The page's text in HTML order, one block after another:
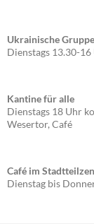
Ukrainische Gruppe
Dienstags 13.30-16
Kantine für alle
Dienstags 18 Uhr
Wesertor, Café
Café im
Dienstag bis